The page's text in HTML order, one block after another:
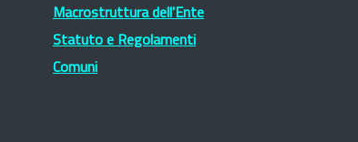
Macrostruttura dell'Ente
Statuto e Regolamenti
Comuni